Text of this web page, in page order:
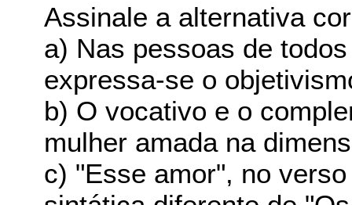
Assinale a alternativa
a) Nas pessoas de
expressa-se o
b) O vocativo e o
mulher amada na
c) "Esse amor", no